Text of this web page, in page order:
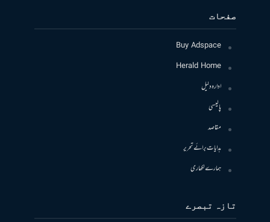
صفحات
Buy Adspace
Herald Home
ادارہ دلیل
پالیسی
مقاصد
ہدایات برائے تحریر
ہمارے لکھاری
تازہ تبصرے